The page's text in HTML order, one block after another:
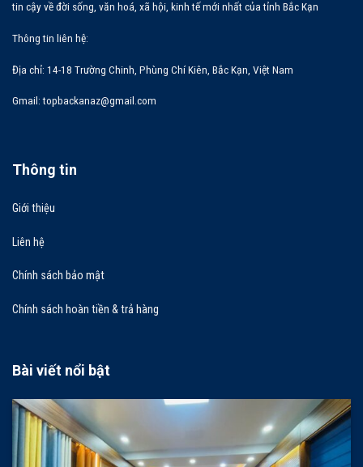
tin cậy về đời sống, văn hoá, xã hội, kinh tế mới nhất của tỉnh Bắc Kạn
Thông tin liên hệ:
Địa chỉ: 14-18 Trường Chinh, Phùng Chí Kiên, Bắc Kạn, Việt Nam
Gmail:topbackanaz@gmail.com
Thông tin
Giới thiệu
Liên hệ
Chính sách bảo mật
Chính sách hoàn tiền & trả hàng
Bài viết nổi bật